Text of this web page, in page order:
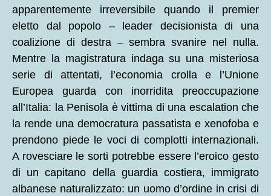
apparentemente irreversibile quando il premier
eletto dal popolo – leader decisionista di una
coalizione di destra – sembra svanire nel nulla.
Mentre la magistratura indaga su una misteriosa
serie di attentati, l’economia crolla e l’Unione
Europea guarda con inorridita preoccupazione
all’Italia: la Penisola è vittima di una escalation che
la rende una democratura passatista e xenofoba e
prendono piede le voci di complotti internazionali.
A rovesciare le sorti potrebbe essere l’eroico gesto
di un capitano della guardia costiera, immigrato
albanese naturalizzato: un uomo d’ordine in crisi di